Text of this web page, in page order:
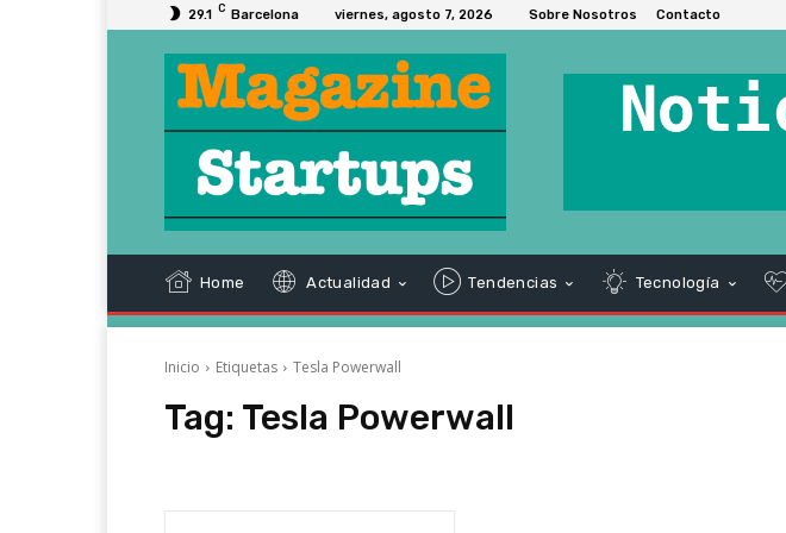
29.1 C Barcelona viernes, agosto 7, 2026 Sobre Nosotros Contacto
Home Actualidad Tendencias Tecnología
Inicio Etiquetas Tesla Powerwall
Tag: Tesla Powerwall